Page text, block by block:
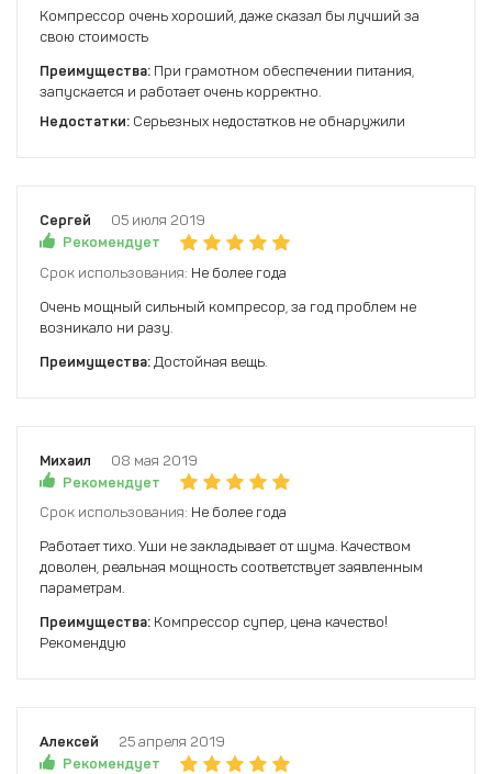
Компрессор очень хороший, даже сказал бы лучший за
свою стоимость
Преимущества: При грамотном обеспечении питания,
запускается и работает очень корректно.
Недостатки: Серьезных недостатков не обнаружили
Сергей
05 июля 2019
Рекомендует
Срок использования: Не более года
Очень мощный сильный компресор, за год проблем не
возникало ни разу.
Преимущества: Достойная вещь.
Михаил
08 мая 2019
Рекомендует
Срок использования: Не более года
Работает тихо. Уши не закладывает от шума. Качеством
доволен, реальная мощность соответствует заявленным
параметрам.
Преимущества: Компрессор супер, цена качество!
Рекомендую
Алексей
25 апреля 2019
Рекомендует